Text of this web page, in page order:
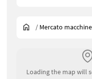
/ Mercato macchine
Loading the map will